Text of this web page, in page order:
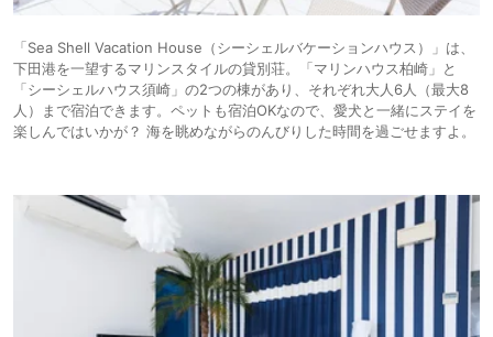
「Sea Shell Vacation House（シーシェルバケーションハウス）」は、
下田港を一望するマリンスタイルの貸別荘。「マリンハウス柏崎」と
「シーシェルハウス須崎」の2つの棟があり、それぞれ大人6人（最大8
人）まで宿泊できます。ペットも宿泊OKなので、愛犬と一緒にステイを
楽しんではいかが？ 海を眺めながらのんびりした時間を過ごせますよ。